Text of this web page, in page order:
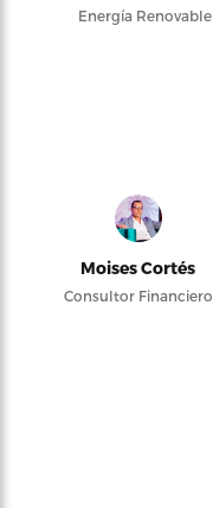
Energía Renovable
Moises Cortés
Consultor Financiero